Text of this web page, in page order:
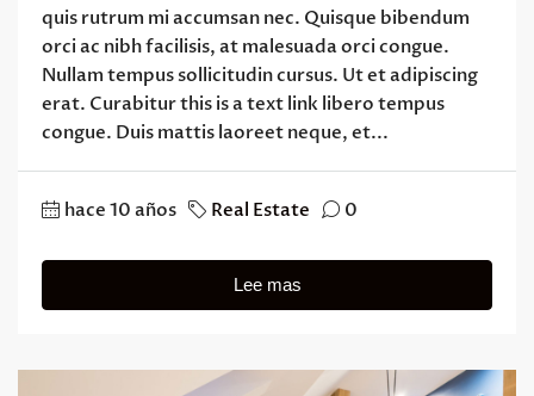
quis rutrum mi accumsan nec. Quisque bibendum
orci ac nibh facilisis, at malesuada orci congue.
Nullam tempus sollicitudin cursus. Ut et adipiscing
erat. Curabitur this is a text link libero tempus
congue. Duis mattis laoreet neque, et...
hace 10 años Real Estate 0
Lee mas